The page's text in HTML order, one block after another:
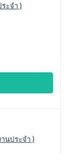
ะจำ )
นประจำ )